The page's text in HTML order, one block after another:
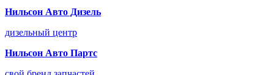
Нильсон Авто Дизель
дизельный центр
Нильсон Авто Партс